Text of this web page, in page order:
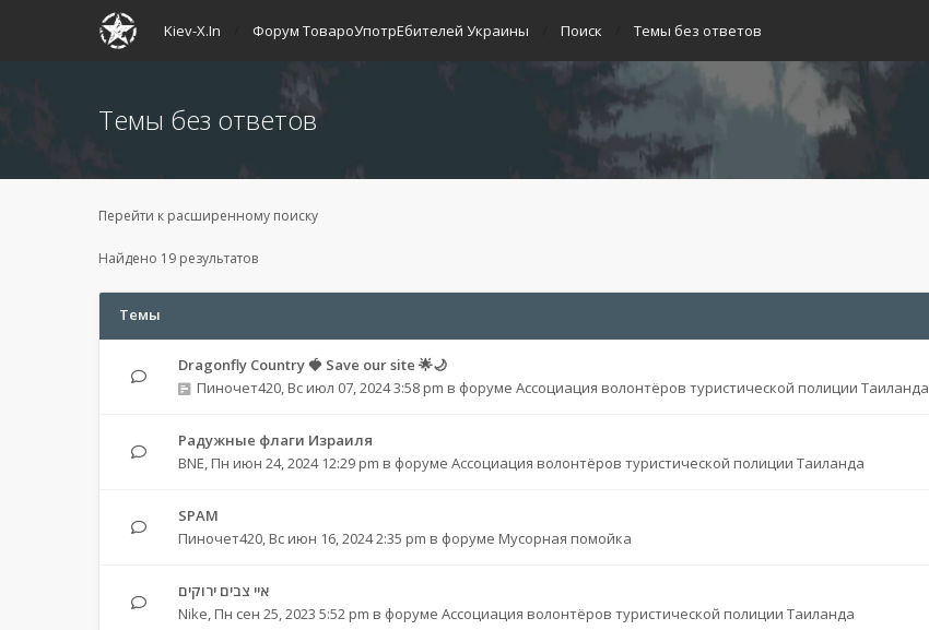
Kiev-X.In Форум ТовароУпотрЕбителей Украины Поиск Темы без ответов
Темы без ответов
Перейти к расширенному поиску
Найдено 19 результатов
Темы
Dragonfly Country 🍓 Save our site 🌟🌙
Пиночет420, Вс июл 07, 2024 3:58 pm в форуме Ассоциация волонтёров туристической полиции Таиланда
Радужные флаги Израиля
BNE, Пн июн 24, 2024 12:29 pm в форуме Ассоциация волонтёров туристической полиции Таиланда
SPAM
Пиночет420, Вс июн 16, 2024 2:35 pm в форуме Мусорная помойка
איי צבים ירוקים
Nike, Пн сен 25, 2023 5:52 pm в форуме Ассоциация волонтёров туристической полиции Таиланда